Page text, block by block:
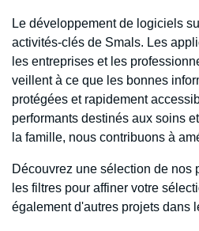
Le développement de logiciels
activités-clés de Smals. Les
les entreprises et les
veillent à ce que les bonnes
protégées et rapidement
performants destinés aux soins
la famille, nous contribuons à
Découvrez une sélection de nos
les filtres pour affiner votre
également d'autres projets dans